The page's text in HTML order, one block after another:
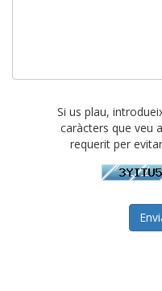
Si us plau,
caràcters que veu
requerit per